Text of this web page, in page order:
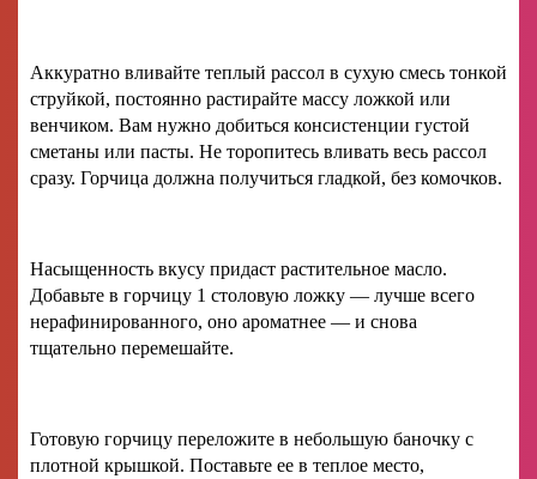
Аккуратно вливайте теплый рассол в сухую смесь тонкой
струйкой, постоянно растирайте массу ложкой или
венчиком. Вам нужно добиться консистенции густой
сметаны или пасты. Не торопитесь вливать весь рассол
сразу. Горчица должна получиться гладкой, без комочков.
Насыщенность вкусу придаст растительное масло.
Добавьте в горчицу 1 столовую ложку — лучше всего
нерафинированного, оно ароматнее — и снова
тщательно перемешайте.
Готовую горчицу переложите в небольшую баночку с
плотной крышкой. Поставьте ее в теплое место,